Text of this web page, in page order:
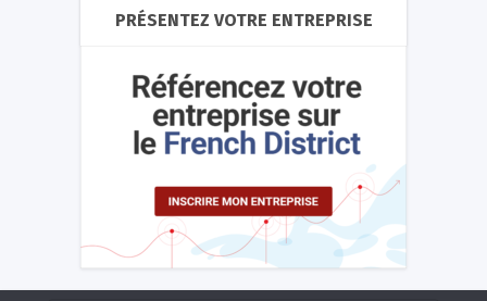
PRÉSENTEZ VOTRE ENTREPRISE